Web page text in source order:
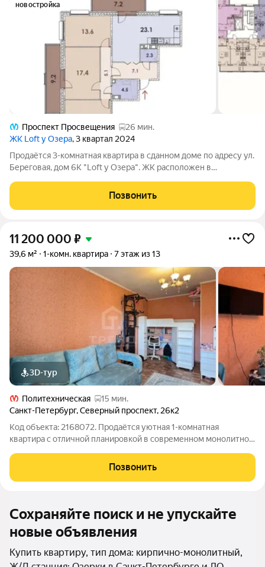
новостройка
Проспект Просвещения
26 мин.
ЖК Loft у Озера, 3 квартал 2024
Продаётся 3-комнатная квартира в сданном доме по адресу ул.
Береговая, дом 6К "Loft у Озера". ЖК расположен в
в 300-х метрах от Большого Суздальского озера. До метро
Проспект Просвещения и метро
Позвонить
11 200 000 ₽
39,6 м² 1-комн. квартира 7 этаж из 13
3D-тур
Политехническая
15 мин.
Санкт-Петербург,Северный проспект, 26к2
Код объекта: 2168072. Продаётся уютная 1-комнатная
квартира с отличной планировкой в современном монолитном
комфортной жизни или выгодной инвестиции под аренду. О
Позвонить
Сохраняйте поиск и не упускайте
новые объявления
Купить квартиру, тип дома: кирпично-монолитный,